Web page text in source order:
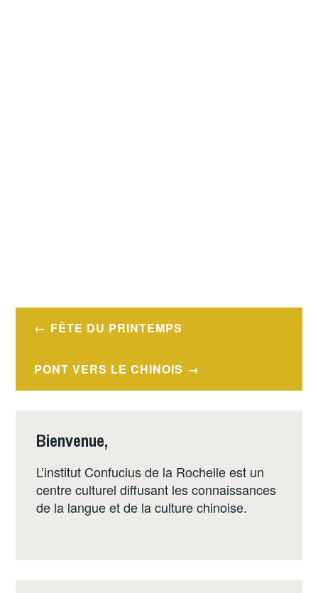
Navigation
l’article
FÊTE DU PRINTEMPS
PONT VERS LE CHINOIS
Bienvenue,
L’institut Confucius de la Rochelle est un
centre culturel diffusant les connaissances
de la langue et de la culture chinoise.